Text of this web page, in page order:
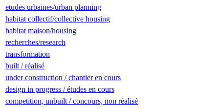
etudes urbaines/urban planning
habitat collectif/collective housing
habitat maison/housing
recherches/research
transformation
built / réalisé
under construction / chantier en cours
design in progress / études en cours
competition, unbuilt / concours, non réalisé